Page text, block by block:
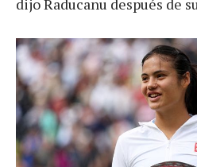
dijo Raducanu después de